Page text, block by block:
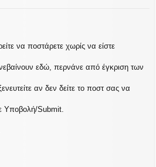
να ποστάρετε χωρίς να είστε
εδώ, περνάνε από έγκριση των
αν δεν δείτε το ποστ σας να
Υποβολή/Submit.